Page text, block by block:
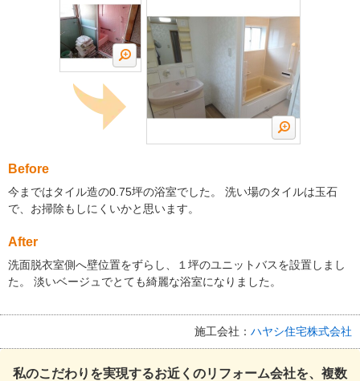
Before
今まではタイル造の0.75坪の浴室でした。 洗い場のタイルは玉石
で、お掃除もしにくいかと思います。
After
洗面脱衣室側へ壁位置をずらし、１坪のユニットバスを設置しまし
た。 淡いベージュでとても綺麗な浴室になりました。
施工会社： ハヤシ住宅株式会社
私のこだわりを実現するお近くのリフォーム会社を、複数